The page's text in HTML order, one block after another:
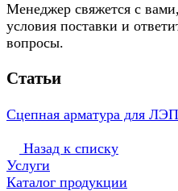
Менеджер свяжется с
условия поставки и
вопросы.
Статьи
Сцепная арматура для ЛЭП
Назад к списку
Услуги
Каталог продукции